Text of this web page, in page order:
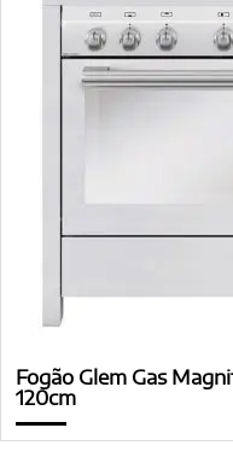
Fogão Glem Gas
120cm